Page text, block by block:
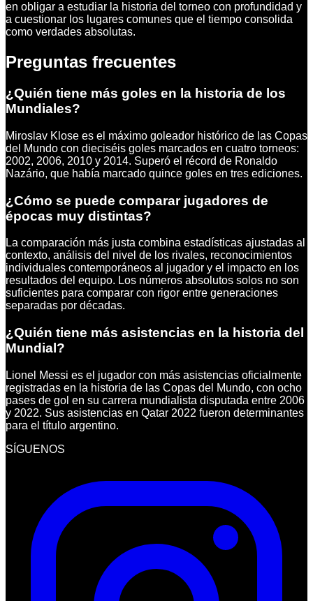
en obligar a estudiar la historia del torneo con profundidad y
a cuestionar los lugares comunes que el tiempo consolida
como verdades absolutas.
Preguntas frecuentes
¿Quién tiene más goles en la historia de los
Mundiales?
Miroslav Klose es el máximo goleador histórico de las Copas
del Mundo con dieciséis goles marcados en cuatro torneos:
2002, 2006, 2010 y 2014. Superó el récord de Ronaldo
Nazário, que había marcado quince goles en tres ediciones.
¿Cómo se puede comparar jugadores de
épocas muy distintas?
La comparación más justa combina estadísticas ajustadas al
contexto, análisis del nivel de los rivales, reconocimientos
individuales contemporáneos al jugador y el impacto en los
resultados del equipo. Los números absolutos solos no son
suficientes para comparar con rigor entre generaciones
separadas por décadas.
¿Quién tiene más asistencias en la historia del
Mundial?
Lionel Messi es el jugador con más asistencias oficialmente
registradas en la historia de las Copas del Mundo, con ocho
pases de gol en su carrera mundialista disputada entre 2006
y 2022. Sus asistencias en Qatar 2022 fueron determinantes
para el título argentino.
SÍGUENOS